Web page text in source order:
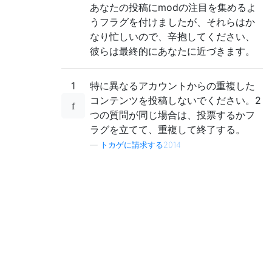
あなたの投稿にmodの注目を集めるよ
うフラグを付けましたが、それらはか
なり忙しいので、辛抱してください、
彼らは最終的にあなたに近づきます。
1
特に異なるアカウントからの重複した
コンテンツを投稿しないでください。2
つの質問が同じ場合は、投票するかフ
ラグを立てて、重複して終了する。
トカゲに請求する2014